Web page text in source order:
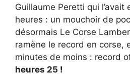
Guillaume Peretti qui l’avait
heures : un mouchoir de
désormais Le Corse
ramène le record en corse,
minutes de moins : record
heures 25 !